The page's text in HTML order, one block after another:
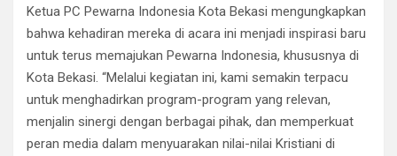
Ketua PC Pewarna Indonesia Kota Bekasi mengungkapkan
bahwa kehadiran mereka di acara ini menjadi inspirasi baru
untuk terus memajukan Pewarna Indonesia, khususnya di
Kota Bekasi. “Melalui kegiatan ini, kami semakin terpacu
untuk menghadirkan program-program yang relevan,
menjalin sinergi dengan berbagai pihak, dan memperkuat
peran media dalam menyuarakan nilai-nilai Kristiani di